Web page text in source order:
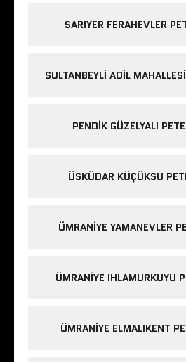
SARIYER FERAHEVLER
SULTANBEYLI ADIL
PENDIK GÜZELYALI
ÜSKÜDAR KÜÇÜKSU
ÜMRANIYE YAMANEVLER
ÜMRANIYE IHLAMURKUYU
ÜMRANIYE ELMALIKENT